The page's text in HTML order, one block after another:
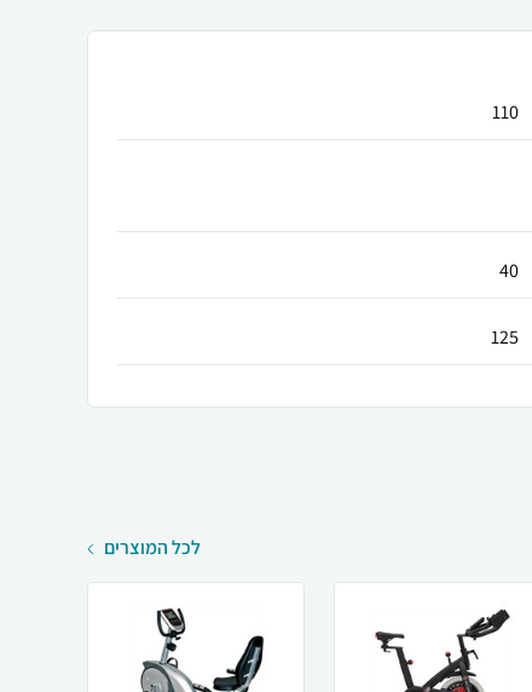
110
40
125
לכל המוצרים